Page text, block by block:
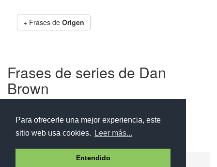
Para ofrecerle una mejor experiencia, este
sitio web usa cookies.
Leer más...
Entendido
Frases de Origen
Frases de series de Dan
Brown
Serie de Robert Langdon
Aviso legal